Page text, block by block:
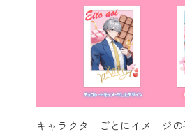
キャラクターごとにイメージ